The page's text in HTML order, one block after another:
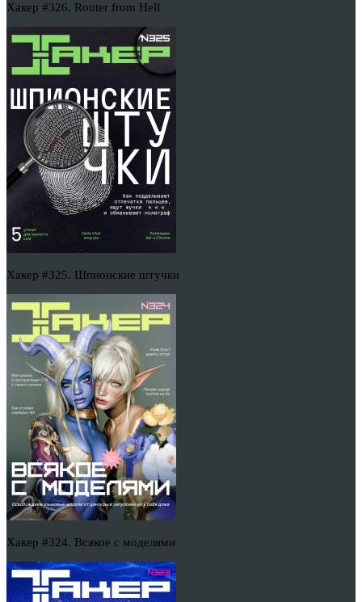
Хакер #326. Router from Hell
Хакер #325. Шпионские штучки
Хакер #324. Всякое с моделями